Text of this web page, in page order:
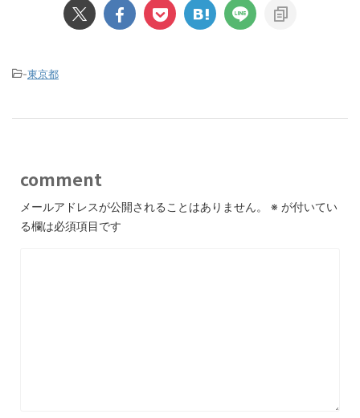
-東京都
comment
メールアドレスが公開されることはありません。 ※ が付いてい
る欄は必須項目です